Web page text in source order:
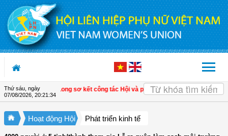
Truy cập nội dung luôn
Thứ sáu, ngày
07/08/2026, 20:21:35
Ngãi, Vĩnh Long sơ kết công tác Hội và phong trào phụ nữ 6 tháng đầu năm
Hoạt động Hội Phát triển kinh tế